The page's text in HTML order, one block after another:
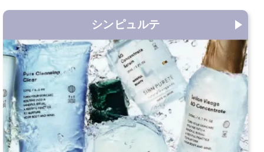
シンピュルテ